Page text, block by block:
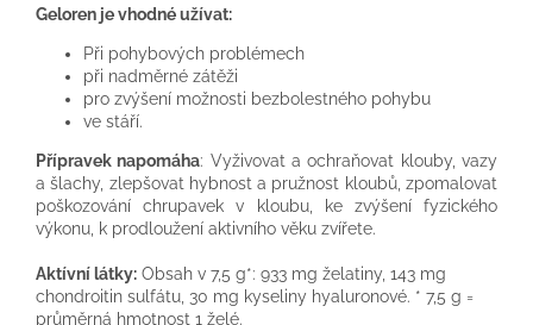
Geloren je vhodné užívat:
Při pohybových problémech
při nadměrné zátěži
pro zvýšení možnosti bezbolestného pohybu
ve stáří.
Přípravek napomáha: Vyživovat a ochraňovat klouby, vazy
a šlachy, zlepšovat hybnost a pružnost kloubů, zpomalovat
poškozování chrupavek v kloubu, ke zvýšení fyzického
výkonu, k prodloužení aktivního věku zvířete.
Aktívní látky: Obsah v 7,5 g*: 933 mg želatiny, 143 mg
chondroitin sulfátu, 30 mg kyseliny hyaluronové. * 7,5 g =
průměrná hmotnost 1 želé.